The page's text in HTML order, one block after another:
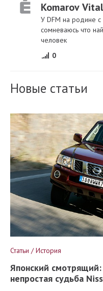
Komarov
У DFM на родине с
сомневаюсь что
человек
0
Новые статьи
Статьи / История
Японский смотрящий:
непростая судьба